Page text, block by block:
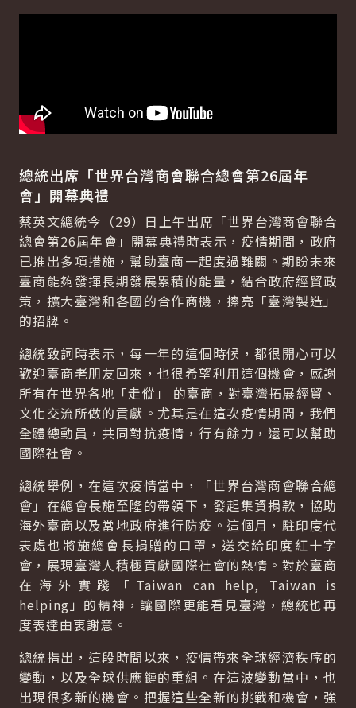
總統出席「世界台灣商會聯合總會第26屆年
會」開幕典禮
蔡英文總統今（29）日上午出席「世界台灣商會聯合
總會第26屆年會」開幕典禮時表示，疫情期間，政府
已推出多項措施，幫助臺商一起度過難關。期盼未來
臺商能夠發揮長期發展累積的能量，結合政府經貿政
策，擴大臺灣和各國的合作商機，擦亮「臺灣製造」
的招牌。
總統致詞時表示，每一年的這個時候，都很開心可以
歡迎臺商老朋友回來，也很希望利用這個機會，感謝
所有在世界各地「走傱」 的臺商，對臺灣拓展經貿、
文化交流所做的貢獻。尤其是在這次疫情期間，我們
全體總動員，共同對抗疫情，行有餘力，還可以幫助
國際社會。
總統舉例，在這次疫情當中，「世界台灣商會聯合總
會」在總會長施至隆的帶領下，發起集資捐款，協助
海外臺商以及當地政府進行防疫。這個月，駐印度代
表處也將施總會長捐贈的口罩，送交給印度紅十字
會，展現臺灣人積極貢獻國際社會的熱情。對於臺商
在海外實踐「Taiwan can help, Taiwan is
helping」的精神，讓國際更能看見臺灣，總統也再
度表達由衷謝意。
總統指出，這段時間以來，疫情帶來全球經濟秩序的
變動，以及全球供應鏈的重組。在這波變動當中，也
出現很多新的機會。把握這些全新的挑戰和機會，強